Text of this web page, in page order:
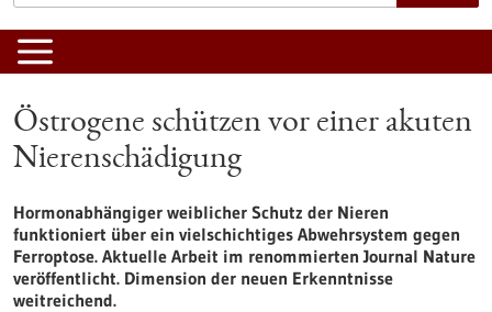
Östrogene schützen vor einer akuten
Nierenschädigung
Hormonabhängiger weiblicher Schutz der Nieren
funktioniert über ein vielschichtiges Abwehrsystem gegen
Ferroptose. Aktuelle Arbeit im renommierten Journal Nature
veröffentlicht. Dimension der neuen Erkenntnisse
weitreichend.